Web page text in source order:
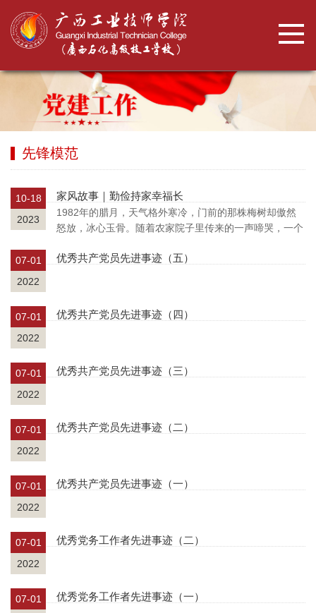
先锋模范
10-18
2023
家风故事｜勤俭持家幸福长
1982年的腊月，天气格外寒冷，门前的那株梅树却傲然
怒放，冰心玉骨。随着农家院子里传来的一声啼哭，一个
梅花那样洁白、坚韧。父母勤俭持家，纯朴的家风深深地
07-01
2022
优秀共产党员先进事迹（五）
07-01
2022
优秀共产党员先进事迹（四）
07-01
2022
优秀共产党员先进事迹（三）
07-01
2022
优秀共产党员先进事迹（二）
07-01
2022
优秀共产党员先进事迹（一）
07-01
2022
优秀党务工作者先进事迹（二）
07-01
优秀党务工作者先进事迹（一）